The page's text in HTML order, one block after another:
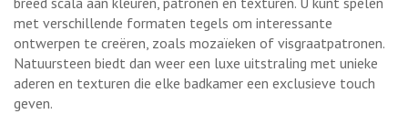
met verschillende formaten tegels om interessante
ontwerpen te creëren, zoals mozaïeken of visgraatpatronen.
Natuursteen biedt dan weer een luxe uitstraling met unieke
aderen en texturen die elke badkamer een exclusieve touch
geven.